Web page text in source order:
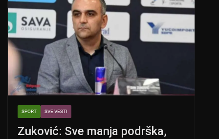
SPORT SVE VESTI
Zuković: Sve manja podrška,